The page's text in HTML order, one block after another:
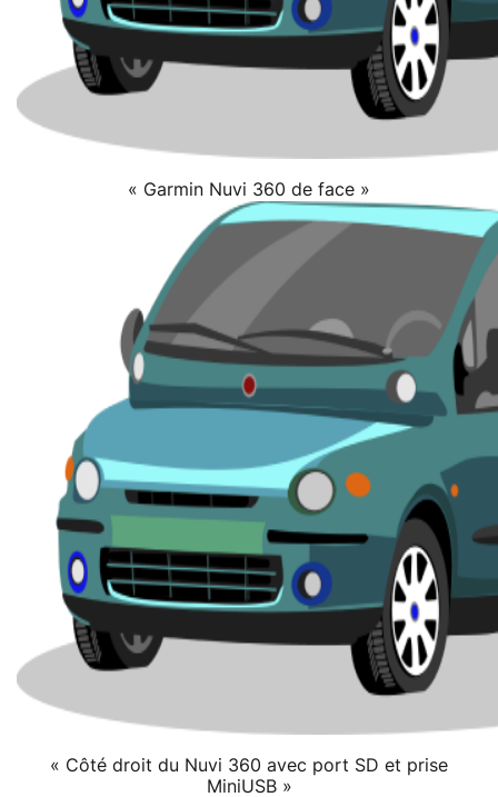
« Garmin Nuvi 360 de face »
« Côté droit du Nuvi 360 avec port SD et prise
MiniUSB »